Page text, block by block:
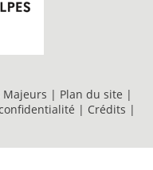
Majeurs | Plan du site |
| Crédits |